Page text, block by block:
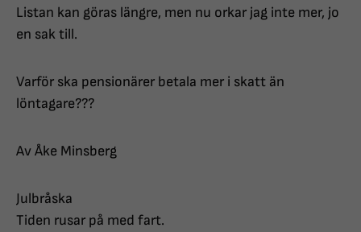
Listan kan göras längre, men nu orkar jag inte mer, jo
en sak till.
Varför ska pensionärer betala mer i skatt än
löntagare???
Av Åke Minsberg
Julbråska
Tiden rusar på med fart.